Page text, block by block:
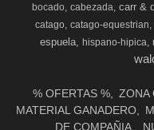
bocado cabezada carr &
catago catago-equestrian
espuela
hispano-hipica
% OFERTAS % ZONA
MATERIAL GANADERO
DE COMPAÑIA